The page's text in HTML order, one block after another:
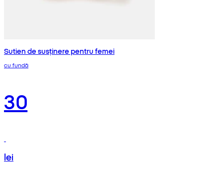
Sutien de susținere pentru femei
cu fundă
30
lei